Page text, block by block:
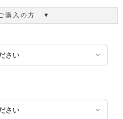
購入の方 ▼